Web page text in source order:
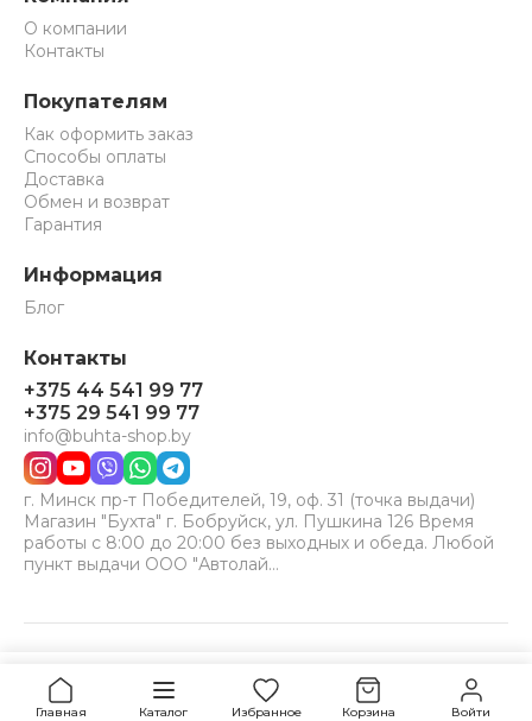
Главная Каталог Избранное Корзина Войти
Уточнить наличие
О компании
Контакты
Покупателям
Как оформить заказ
Способы оплаты
Доставка
Обмен и возврат
Гарантия
Информация
Блог
Контакты
+375 44 541 99 77
+375 29 541 99 77
info@buhta-shop.by
г. Минск пр-т Победителей, 19, оф. 31 (точка выдачи)
Магазин "Бухта" г. Бобруйск, ул. Пушкина 126 Время
работы с 8:00 до 20:00 без выходных и обеда. Любой
пункт выдачи ООО "Автолай…
Принимаем к оплате:
VISA BELCARD